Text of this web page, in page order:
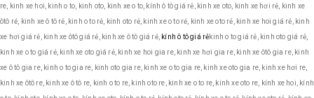
re, kinh xe hoi, kinh o to, kinh oto, kinh xe o to, kính ô tô giá rẻ, kinh xe oto, kinh xe hơi rẻ, kinh xe
ôtô rẻ, kinh xe ô tô rẻ, kinh o to rẻ, kinh oto rẻ, kinh xe o to rẻ, kinh xe oto rẻ, kinh xe hoi giá rẻ, kinh
xe hơi giá rẻ, kinh xe ôtô giá rẻ, kinh xe ô tô giá rẻ, kính ô tô giá rẻkinh o to giá rẻ, kinh oto giá rẻ,
kinh xe o to giá rẻ, kinh xe oto giá rẻ, kinh xe hoi gia re, kinh xe hơi gia re, kinh xe ôtô gia re, kinh
xe ô tô gia re, kinh o to gia re, kinh oto gia re, kinh xe o to gia re, kinh xe oto gia re, kinh xe hơi re,
kinh xe ôtô re, kinh xe ô tô re, kinh o to re, kinh oto re, kinh xe o to re, kinh xe oto re, kính xe hoi, kính